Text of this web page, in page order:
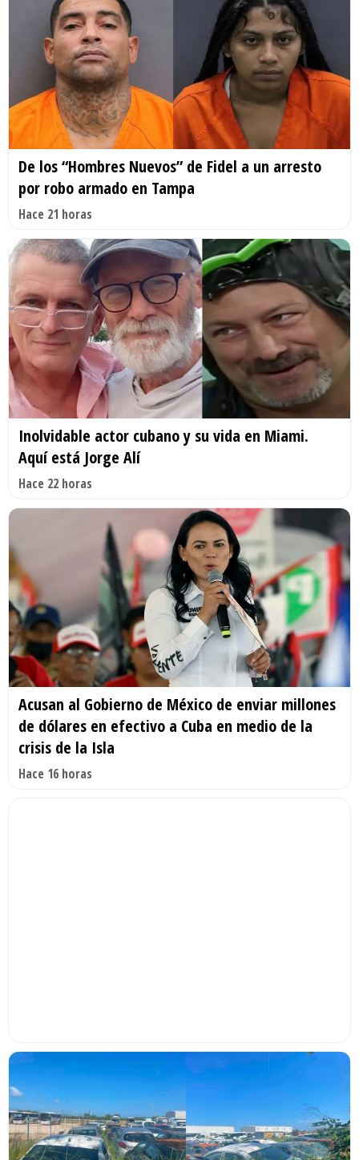
De los “Hombres Nuevos” de Fidel a un arresto
por robo armado en Tampa
Hace 21 horas
Inolvidable actor cubano y su vida en Miami.
Aquí está Jorge Alí
Hace 22 horas
Acusan al Gobierno de México de enviar millones
de dólares en efectivo a Cuba en medio de la
crisis de la Isla
Hace 16 horas